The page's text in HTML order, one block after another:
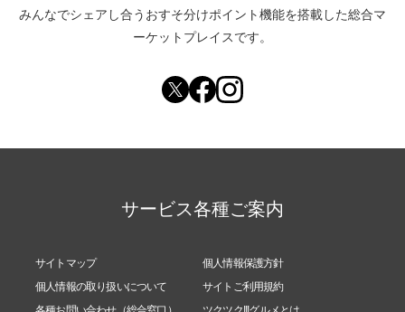
みんなでシェアし合う おすそ分けポイント機能を搭載した総合マ
ーケットプレイスです。
サービス各種ご案内
サイトマップ
個人情報保護方針
個人情報の取り扱いについて
サイトご利用規約